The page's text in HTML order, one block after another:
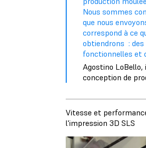
Nous sommes
que nous
correspond à ce
obtiendrons : des
fonctionnelles et
Agostino LoBello,
conception de
Vitesse et
l'impression 3D SLS